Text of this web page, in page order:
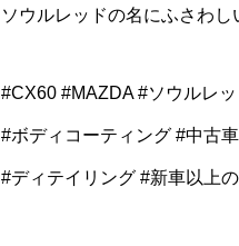
ソウルレッドの名にふさわし
#CX60 #MAZDA #ソウルレ
#ボディコーティング #中古
#ディテイリング #新車以上